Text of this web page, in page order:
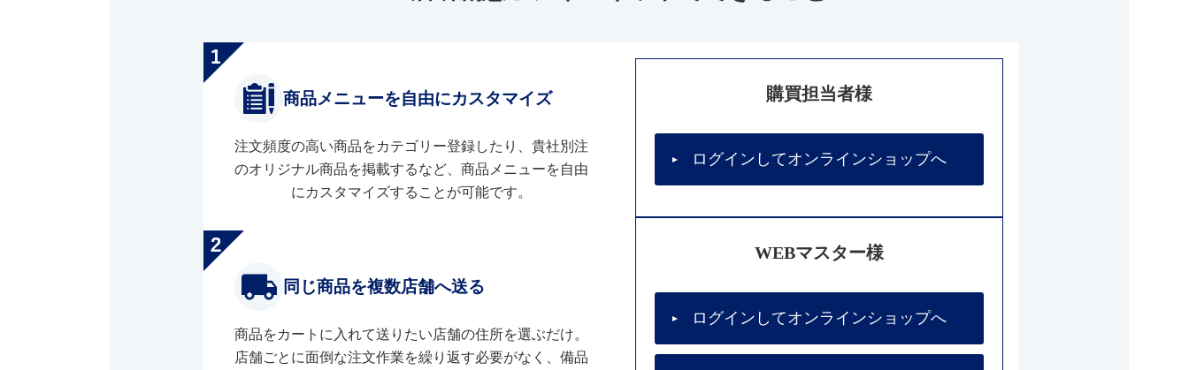
商品メニューを自由にカスタマイズ
注文頻度の高い商品をカテゴリー登録したり、貴社別注
のオリジナル商品を掲載するなど、商品メニューを自由
にカスタマイズすることが可能です。
同じ商品を複数店舗へ送る
商品をカートに入れて送りたい店舗の住所を選ぶだけ。
店舗ごとに面倒な注文作業を繰り返す必要がなく、備品
購買担当者様
ログインしてオンラインショップへ
WEBマスター様
ログインしてオンラインショップへ